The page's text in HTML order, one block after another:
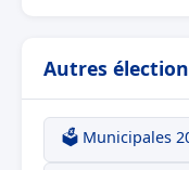
Autres
🗳️ Municipales